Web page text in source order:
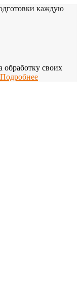
каждую
обработку своих
Подробнее